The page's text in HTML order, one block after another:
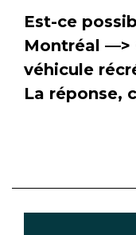
Est-ce
Montréal —>
véhicule
La réponse,